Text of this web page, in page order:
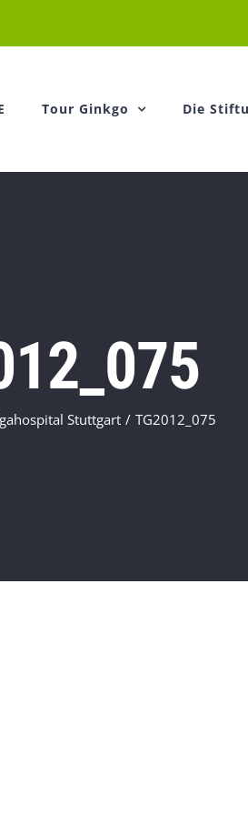
Tour Ginkgo Die
Stuttgart / TG2012_075